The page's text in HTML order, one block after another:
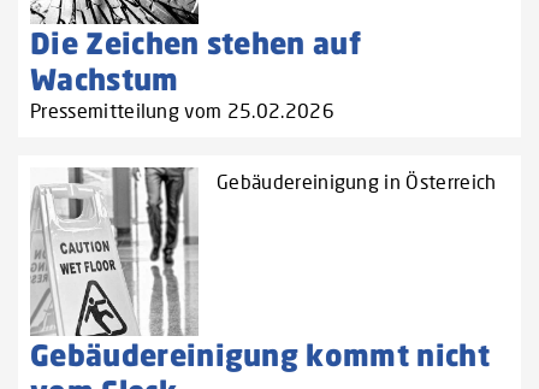
Die Zeichen stehen auf
Wachstum
Pressemitteilung vom 25.02.2026
Gebäudereinigung in Österreich
Gebäudereinigung kommt nicht